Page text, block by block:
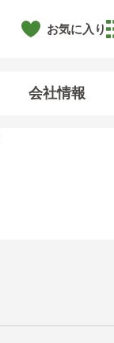
お気に入り
会社情報